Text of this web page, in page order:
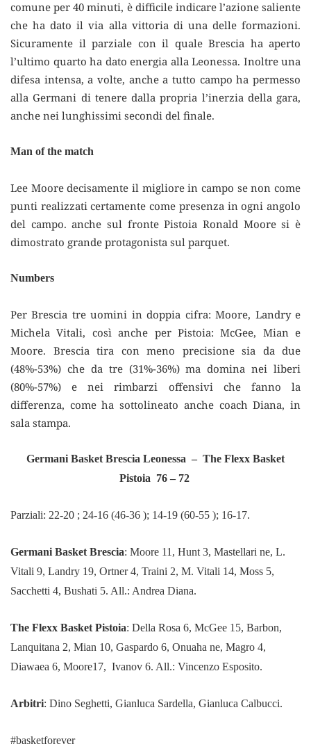
comune per 40 minuti, è difficile indicare l’azione saliente
che ha dato il via alla vittoria di una delle formazioni.
Sicuramente il parziale con il quale Brescia ha aperto
l’ultimo quarto ha dato energia alla Leonessa. Inoltre una
difesa intensa, a volte, anche a tutto campo ha permesso
alla Germani di tenere dalla propria l’inerzia della gara,
anche nei lunghissimi secondi del finale.
Man of the match
Lee Moore decisamente il migliore in campo se non come
punti realizzati certamente come presenza in ogni angolo
del campo. anche sul fronte Pistoia Ronald Moore si è
dimostrato grande protagonista sul parquet.
Numbers
Per Brescia tre uomini in doppia cifra: Moore, Landry e
Michela Vitali, così anche per Pistoia: McGee, Mian e
Moore. Brescia tira con meno precisione sia da due
(48%-53%) che da tre (31%-36%) ma domina nei liberi
(80%-57%) e nei rimbarzi offensivi che fanno la
differenza, come ha sottolineato anche coach Diana, in
sala stampa.
Germani Basket Brescia Leonessa – The Flexx Basket
Pistoia 76 – 72
Parziali: 22-20 ; 24-16 (46-36 ); 14-19 (60-55 ); 16-17.
Germani Basket Brescia: Moore 11, Hunt 3, Mastellari ne, L.
Vitali 9, Landry 19, Ortner 4, Traini 2, M. Vitali 14, Moss 5,
Sacchetti 4, Bushati 5. All.: Andrea Diana.
The Flexx Basket Pistoia: Della Rosa 6, McGee 15, Barbon,
Lanquitana 2, Mian 10, Gaspardo 6, Onuaha ne, Magro 4,
Diawaea 6, Moore17, Ivanov 6. All.: Vincenzo Esposito.
Arbitri: Dino Seghetti, Gianluca Sardella, Gianluca Calbucci.
#basketforever